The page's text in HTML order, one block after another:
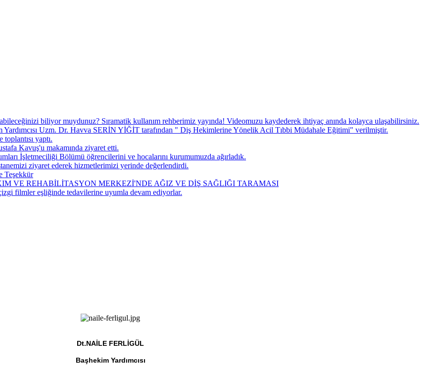
biliyor muydunuz? ​Sıramatik kullanım rehberimiz yayında! Videomuzu kaydederek ihtiyaç anında kolayca ulaşabilirsiniz.
Uzm. Dr. Havva SERİN YİĞİT tarafından " Diş Hekimlerine Yönelik Acil Tıbbi Müdahale Eğitimi" verilmiştir.
yaptı.
Kavuş'u makamında ziyaret etti.
İşletmeciliği Bölümü öğrencilerini ve hocalarını kurumumuzda ağırladık.
ziyaret ederek hizmetlerimizi yerinde değerlendirdi.
Teşekkür
VE REHABİLİTASYON MERKEZİ'NDE AĞIZ VE DİŞ SAĞLIĞI TARAMASI
filmler eşliğinde tedavilerine uyumla devam ediyorlar.
Dt.NAİLE FERLİGÜL
Başhekim Yardımcısı